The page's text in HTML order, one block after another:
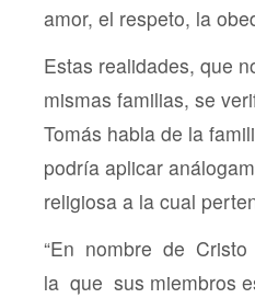
amor, el respeto, la
Estas realidades, que
mismas familias, se
Tomás habla de la
podría aplicar
religiosa a la cual
“En nombre de
la que sus miembros